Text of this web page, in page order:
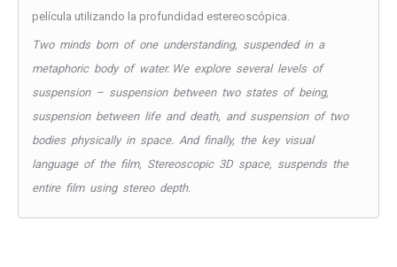
película utilizando la profundidad estereoscópica.
Two minds born of one understanding, suspended in a
metaphoric body of water. We explore several levels of
suspension – suspension between two states of being,
suspension between life and death, and suspension of two
bodies physically in space. And finally, the key visual
language of the film, Stereoscopic 3D space, suspends the
entire film using stereo depth.